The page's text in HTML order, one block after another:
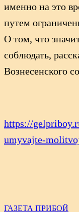
именно на это
путем
О том, что
соблюдать,
Вознесенского
https://
umyvajte-
ГАЗЕТА ПРИБОЙ